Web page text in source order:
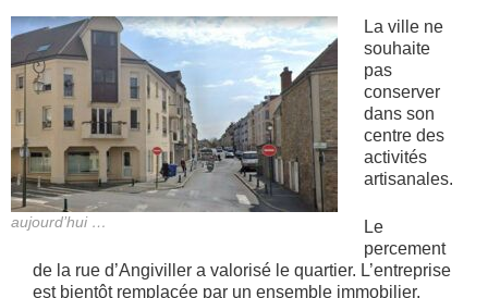
aujourd’hui …
La ville ne
souhaite
pas
conserver
dans son
centre des
activités
artisanales.
Le
percement
de la rue d’Angiviller a valorisé le quartier. L’entreprise
est bientôt remplacée par un ensemble immobilier.